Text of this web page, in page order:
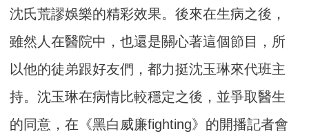
沈氏荒謬娛樂的精彩效果。後來在生病之後，
雖然人在醫院中，也還是關心著這個節目，所
以他的徒弟跟好友們，都力挺沈玉琳來代班主
持。沈玉琳在病情比較穩定之後，並爭取醫生
的同意，在《黑白威廉fighting》的開播記者會